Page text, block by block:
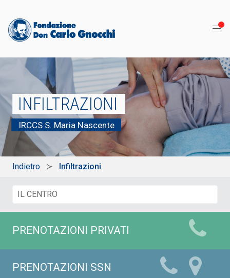
INFILTRAZIONI
IRCCS S. Maria Nascente
Indietro Infiltrazioni
PRENOTAZIONI PRIVATI
PRENOTAZIONI SSN